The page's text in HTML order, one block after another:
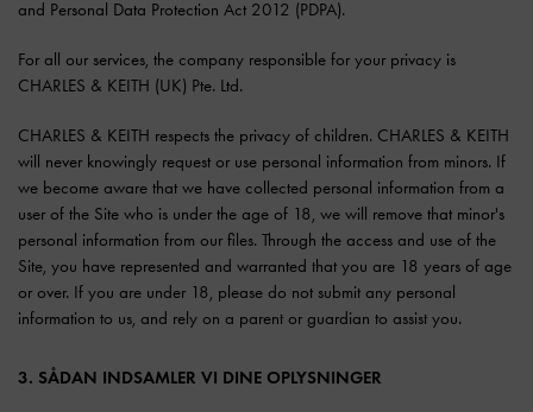
and Personal Data Protection Act 2012 (PDPA).
For all our services, the company responsible for your privacy is
CHARLES & KEITH (UK) Pte. Ltd.
CHARLES & KEITH respects the privacy of children. CHARLES & KEITH
will never knowingly request or use personal information from minors. If
we become aware that we have collected personal information from a
user of the Site who is under the age of 18, we will remove that minor's
personal information from our files. Through the access and use of the
Site, you have represented and warranted that you are 18 years of age
or over. If you are under 18, please do not submit any personal
information to us, and rely on a parent or guardian to assist you.
3. SÅDAN INDSAMLER VI DINE OPLYSNINGER